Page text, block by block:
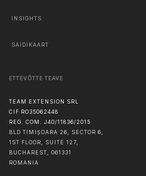
INSIGHTS
SAIDIKAART
ETTEVÕTTE TEAVE
TEAM EXTENSION SRL
CIF RO35062448
REG. COM. J40/11836/2015
BLD TIMIȘOARA 26, SECTOR 6,
1ST FLOOR, SUITE 127,
BUCHAREST, 061331
ROMANIA